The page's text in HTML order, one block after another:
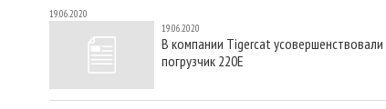
19.06.2020
19.06.2020
В компании Tigercat усовершенствовали
погрузчик 220E